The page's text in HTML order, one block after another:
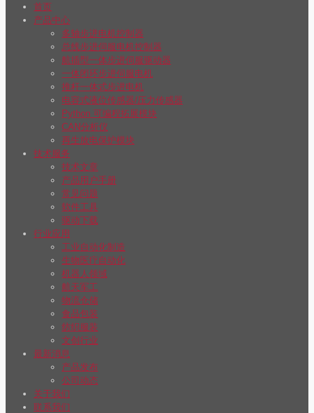
首页
产品中心
多轴步进电机控制器
总线步进伺服电机控制器
航插型一体步进伺服驱动器
一体闭环步进伺服电机
推杆一体式步进电机
电容式液位传感器/压力传感器
Python 可编程拓展模块
CAN分析仪
再生放电保护模块
技术服务
技术文章
产品用户手册
常见问题
软件工具
驱动下载
行业应用
工业自动化制造
生物医疗自动化
机器人领域
航天军工
物流仓储
食品包装
纺织服装
文创行业
最新消息
产品发布
公司动态
关于我们
联系我们